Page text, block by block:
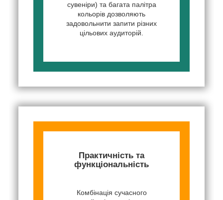
сувеніри) та багата палітра
кольорів дозволяють
задовольнити запити різних
цільових аудиторій.
Практичність та
функціональність
Комбінація сучасного